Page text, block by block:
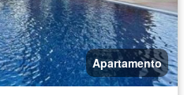
Apartamento